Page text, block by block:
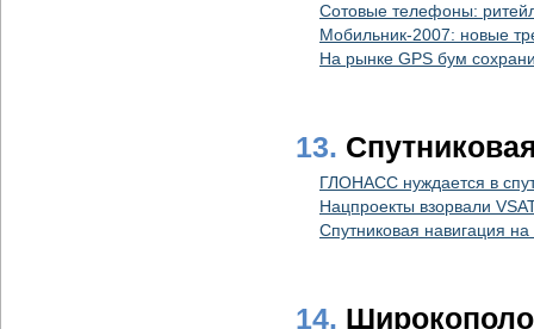
Сотовые телефоны:
Мобильник-2007: новые
На рынке GPS бум
13.
ГЛОНАСС нуждается в
Нацпроекты взорвали
Спутниковая навигация
14.